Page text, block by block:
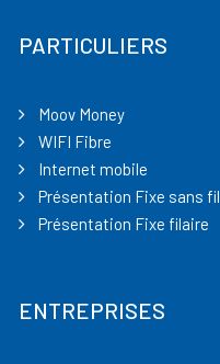
PARTICULIERS
Moov Money
WIFI Fibre
Internet mobile
Présentation Fixe sans fil
Présentation Fixe filaire
ENTREPRISES